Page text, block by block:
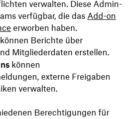
verwalten. Diese Admin-
verfügbar, die das Add-on
erworben haben.
Berichte über
Mitgliederdaten erstellen.
können
externe Freigaben
verwalten.
Berechtigungen für